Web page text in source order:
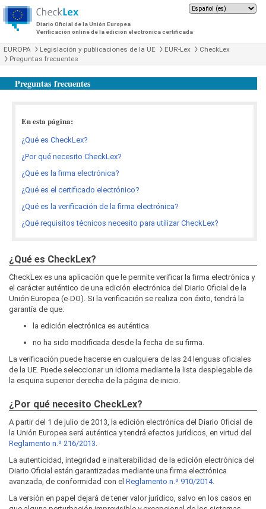
Diario Oficial de la Unión Europea
Verificación online de la edición electrónica certificada
EUROPA Legislación y publicaciones de la UE EUR-Lex
CheckLex
Preguntas frecuentes
Preguntas frecuentes
En esta página:
¿Qué es CheckLex?
¿Por qué necesito CheckLex?
¿Qué es la firma electrónica?
¿Qué es el certificado electrónico?
¿Qué es la verificación de la firma electrónica?
¿Qué requisitos técnicos necesito para utilizar CheckLex?
¿Qué es CheckLex?
CheckLex es una aplicación que le permite verificar la firma electrónica y
el carácter auténtico de una edición electrónica del Diario Oficial de la
Unión Europea (e-DO). Si la verificación se realiza con éxito, tendrá la
garantía de que:
la edición electrónica es auténtica
no ha sido modificada desde la fecha de su firma.
La verificación puede hacerse en cualquiera de las 24 lenguas oficiales
de la UE. Puede seleccionar un idioma mediante la lista desplegable de
la esquina superior derecha de la página de inicio.
¿Por qué necesito CheckLex?
A partir del 1 de julio de 2013, la edición electrónica del Diario Oficial de
la Unión Europea será auténtica y tendrá efectos jurídicos, en virtud del
Reglamento n.º 216/2013.
La autenticidad, integridad e inalterabilidad de la edición electrónica del
Diario Oficial están garantizadas mediante una firma electrónica
avanzada, de conformidad con el Reglamento n.º 910/2014.
La versión en papel dejará de tener valor jurídico, salvo en los casos en